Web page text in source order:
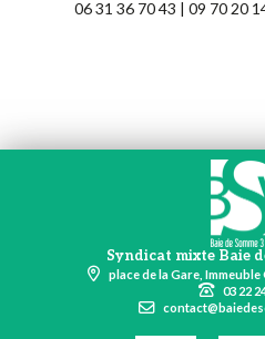
06 31 36 70 43 | 09 70 20
Syndicat mixte Baie
place de la Gare,
03 22